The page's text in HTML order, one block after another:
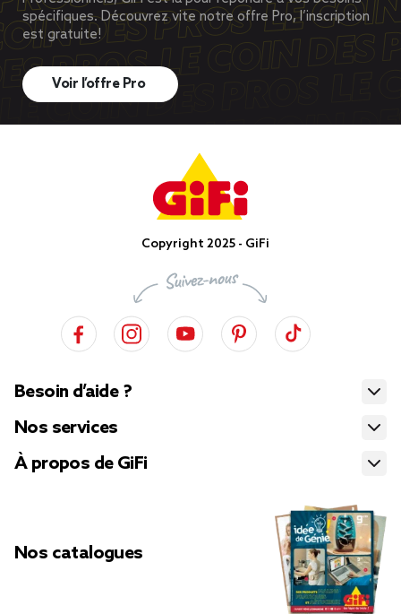
spécifiques. Découvrez vite notre offre Pro, l’inscription
est gratuite!
Voir l’offre Pro
Copyright 2025 - GiFi
Besoin d’aide ?
Nos services
À propos de GiFi
Nos catalogues